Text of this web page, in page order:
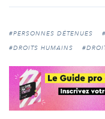
#PERSONNES DÉTENUES
#DROITS HUMAINS